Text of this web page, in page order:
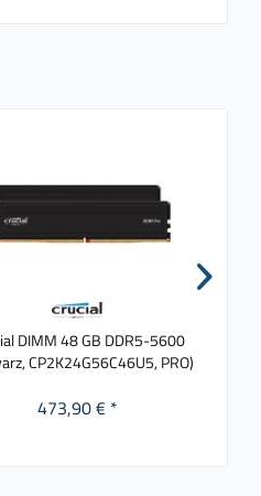
DIMM 48 GB DDR5-5600
CP2K24G56C46U5, PRO)
473,90 € *